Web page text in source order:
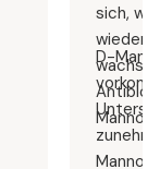
sich,
D-